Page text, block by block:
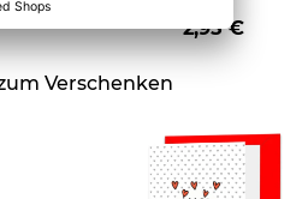
2,95 €
Verschenken